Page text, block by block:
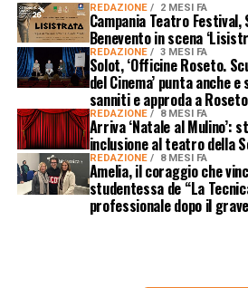
REDAZIONE 2 MESI FA
Campania Teatro
Benevento in scena
REDAZIONE 3 MESI FA
Solot, ‘Officine Roseto.
del Cinema’ punta
sanniti e approda a
REDAZIONE 8 MESI FA
Arriva ‘Natale al Mulino’:
inclusione al teatro della
REDAZIONE 8 MESI FA
Amelia, il coraggio che
studentessa de “La
professionale dopo il